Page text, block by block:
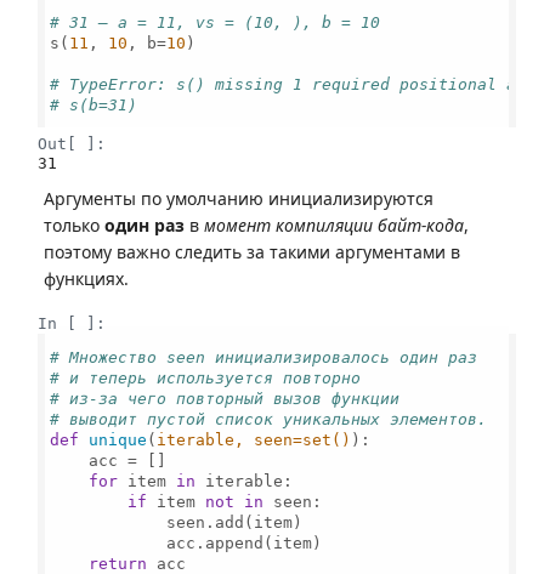
# 31 – a = 11, vs = (10, ), b = 10
s( 11 , 10 , b=10 )
# TypeError: s() missing 1 required positional
# s(b=31)
Out[ ]:
31
Аргументы по умолчанию инициализируются
только один раз в момент компиляции байт-кода,
поэтому важно следить за такими аргументами в
функциях.
In [ ]:
# Множество seen инициализировалось один раз
# и теперь используется повторно
# из-за чего повторный вызов функции
# выводит пустой список уникальных элементов.
def
unique ( iterable, seen=set ( ) ):
    acc = []
for item in iterable:
if item not in seen:
            seen.add(item)
            acc.append(item)
return acc